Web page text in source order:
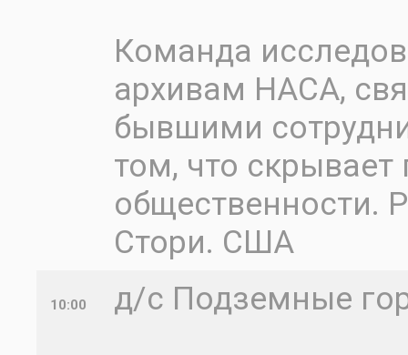
Команда
архивам НАСА,
бывшими
том, что
общественности.
Стори. США
10:00
д/с Подземные